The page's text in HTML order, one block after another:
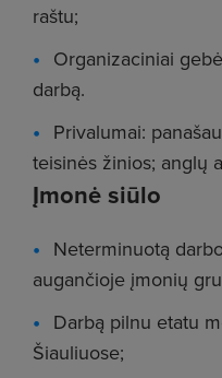
raštu;
Organizaciniai
darbą.
Privalumai:
teisinės žinios; anglų
Įmonė siūlo
Neterminuotą
augančioje įmonių
Darbą pilnu etatu
Šiauliuose;